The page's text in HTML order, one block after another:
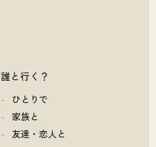
誰と行く？
ひとりで
家族と
友達・恋人と